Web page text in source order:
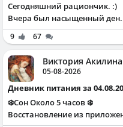
Сегодняшний рациончик. :)
Вчера был насыщенный
9 67
Виктория Акилина
05-08-2026
Дневник питания за
❄️Сон Около 5 часов ❄️
Восстановление из